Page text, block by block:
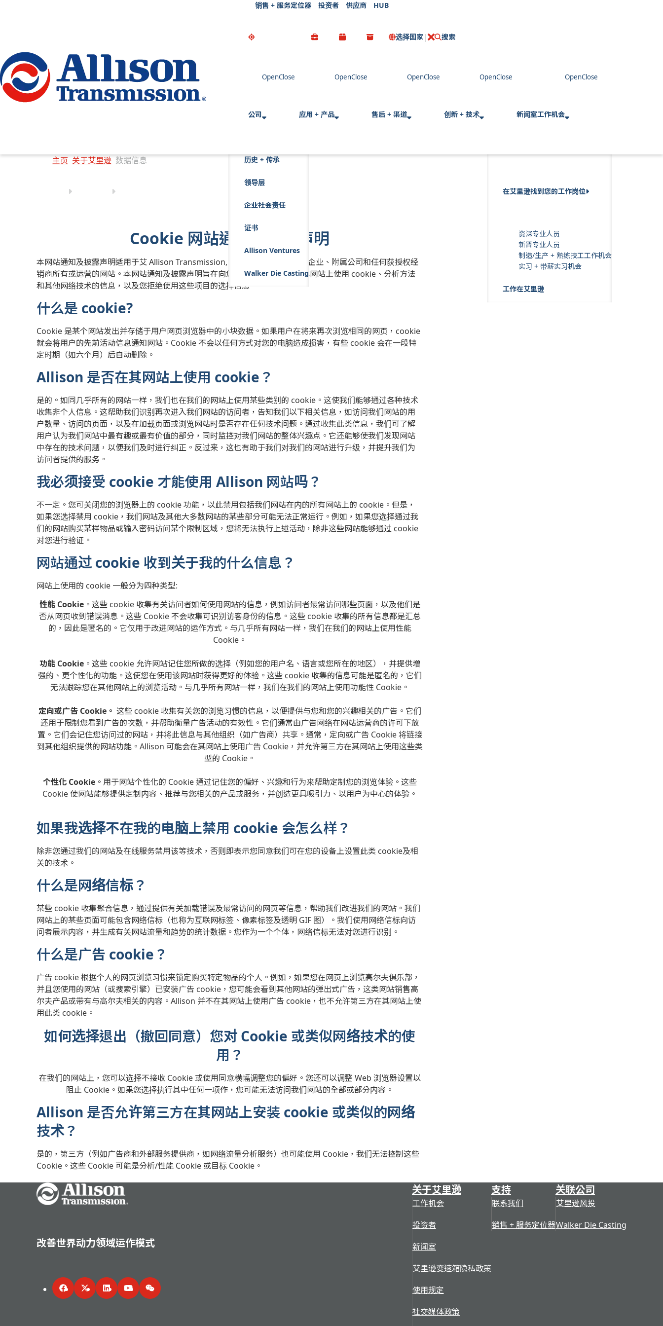
Go Home
销售 + 服务定位器 投资者 供应商 HUB
选择国家 搜索
C
公司
历史 + 传承
领导层
企业社会责任
证书
Allison Ventures
Walker Die Casting
应用 + 产品 售后 + 渠道 创新 + 技术 新闻室工作机会
在艾里逊找到您的工作岗位
资深专业人员
新晋专业人员
制造/生产 + 熟练技工工作机会
实习 + 带薪实习机会
工作在艾里逊
主页 关于艾里逊 数据信息
Cookie 网站通知及披露声明
本网站通知及披露声明适用于艾 Allison Transmission, Inc. 及其子公司、合资企业、附属公司和任何获授权经
销商所有或运营的网站。本网站通知及披露声明旨在向您告知有关 Allison 在其网站上使用 cookie、分析方法
和其他网络技术的信息，以及您拒绝使用这些项目的选择信息。
什么是 cookie?
Cookie 是某个网站发出并存储于用户网页浏览器中的小块数据。如果用户在将来再次浏览相同的网页，cookie
就会将用户的先前活动信息通知网站。Cookie 不会以任何方式对您的电脑造成损害，有些 cookie 会在一段特
定时期（如六个月）后自动删除。
Allison 是否在其网站上使用 cookie？
是的。如同几乎所有的网站一样，我们也在我们的网站上使用某些类别的 cookie。这使我们能够通过各种技术
收集非个人信息。这帮助我们识别再次进入我们网站的访问者，告知我们以下相关信息，如访问我们网站的用
户数量、访问的页面，以及在加载页面或浏览网站时是否存在任何技术问题。通过收集此类信息，我们可了解
用户认为我们网站中最有趣或最有价值的部分，同时监控对我们网站的整体兴趣点。它还能够使我们发现网站
中存在的技术问题，以便我们及时进行纠正。反过来，这也有助于我们对我们的网站进行升级，并提升我们为
访问者提供的服务。
我必须接受 cookie 才能使用 Allison 网站吗？
不一定。您可关闭您的浏览器上的 cookie 功能，以此禁用包括我们网站在内的所有网站上的 cookie。但是，
如果您选择禁用 cookie，我们网站及其他大多数网站的某些部分可能无法正常运行。例如，如果您选择通过我
们的网站购买某样物品或输入密码访问某个限制区域，您将无法执行上述活动，除非这些网站能够通过 cookie
对您进行验证。
网站通过 cookie 收到关于我的什么信息？
网站上使用的 cookie 一般分为四种类型:
性能 Cookie。这些 cookie 收集有关访问者如何使用网站的信息，例如访问者最常访问哪些页面，以及他们是
否从网页收到错误消息。这些 Cookie 不会收集可识别访客身份的信息。这些 cookie 收集的所有信息都是汇总
的，因此是匿名的。它仅用于改进网站的运作方式。与几乎所有网站一样，我们在我们的网站上使用性能
Cookie。
功能 Cookie。这些 cookie 允许网站记住您所做的选择（例如您的用户名、语言或您所在的地区），并提供增
强的、更个性化的功能。这使您在使用该网站时获得更好的体验。这些 cookie 收集的信息可能是匿名的，它们
无法跟踪您在其他网站上的浏览活动。与几乎所有网站一样，我们在我们的网站上使用功能性 Cookie。
定向或广告 Cookie。 这些 cookie 收集有关您的浏览习惯的信息，以便提供与您和您的兴趣相关的广告。它们
还用于限制您看到广告的次数，并帮助衡量广告活动的有效性。它们通常由广告网络在网站运营商的许可下放
置。它们会记住您访问过的网站，并将此信息与其他组织（如广告商）共享。通常，定向或广告 Cookie 将链接
到其他组织提供的网站功能。Allison 可能会在其网站上使用广告 Cookie，并允许第三方在其网站上使用这些类
型的 Cookie。
个性化 Cookie。用于网站个性化的 Cookie 通过记住您的偏好、兴趣和行为来帮助定制您的浏览体验。这些
Cookie 使网站能够提供定制内容、推荐与您相关的产品或服务，并创造更具吸引力、以用户为中心的体验。
如果我选择不在我的电脑上禁用 cookie 会怎么样？
除非您通过我们的网站及在线服务禁用该等技术，否则即表示您同意我们可在您的设备上设置此类 cookie及相
关的技术。
什么是网络信标？
某些 cookie 收集聚合信息，通过提供有关加载错误及最常访问的网页等信息，帮助我们改进我们的网站。我们
网站上的某些页面可能包含网络信标（也称为互联网标签、像素标签及透明 GIF 图）。我们使用网络信标向访
问者展示内容，并生成有关网站流量和趋势的统计数据。您作为一个个体，网络信标无法对您进行识别。
什么是广告 cookie？
广告 cookie 根据个人的网页浏览习惯来锁定购买特定物品的个人。例如，如果您在网页上浏览高尔夫俱乐部，
并且您使用的网站（或搜索引擎）已安装广告 cookie，您可能会看到其他网站的弹出式广告，这类网站销售高
尔夫产品或带有与高尔夫相关的内容。Allison 并不在其网站上使用广告 cookie，也不允许第三方在其网站上使
用此类 cookie。
如何选择退出（撤回同意）您对 Cookie 或类似网络技术的使
用？
在我们的网站上，您可以选择不接收 Cookie 或使用同意横幅调整您的偏好。您还可以调整 Web 浏览器设置以
阻止 Cookie。如果您选择执行其中任何一项作，您可能无法访问我们网站的全部或部分内容。
Allison 是否允许第三方在其网站上安装 cookie 或类似的网络
技术？
是的，第三方（例如广告商和外部服务提供商，如网络流量分析服务）也可能使用 Cookie，我们无法控制这些
Cookie。这些 Cookie 可能是分析/性能 Cookie 或目标 Cookie。
Go Home
改善世界动力领域运作模式
FacebookTwitterLinkedInYouTubeWeChat
关于艾里逊
工作机会
投资者
新闻室
艾里逊变速箱隐私政策
使用规定
社交媒体政策
支持
联系我们
销售 + 服务定位器
关联公司
艾里逊风投
Walker Die Casting